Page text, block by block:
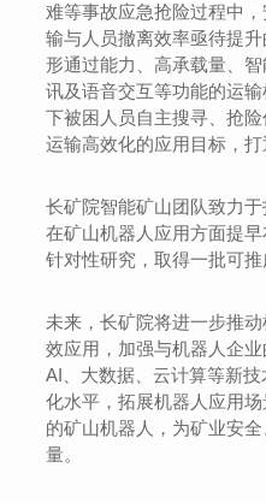
难等事故应急抢险过程中
输与人员撤离效率亟待提
形通过能力、高承载量、
讯及语音交互等功能的运
下被困人员自主搜寻、抢
运输高效化的应用目标，打
长矿院智能矿山团队致力
在矿山机器人应用方面提
针对性研究，取得一批可推
未来，长矿院将进一步推
效应用，加强与机器人企业
AI、大数据、云计算等新
化水平，拓展机器人应用
的矿山机器人，为矿业安
量。